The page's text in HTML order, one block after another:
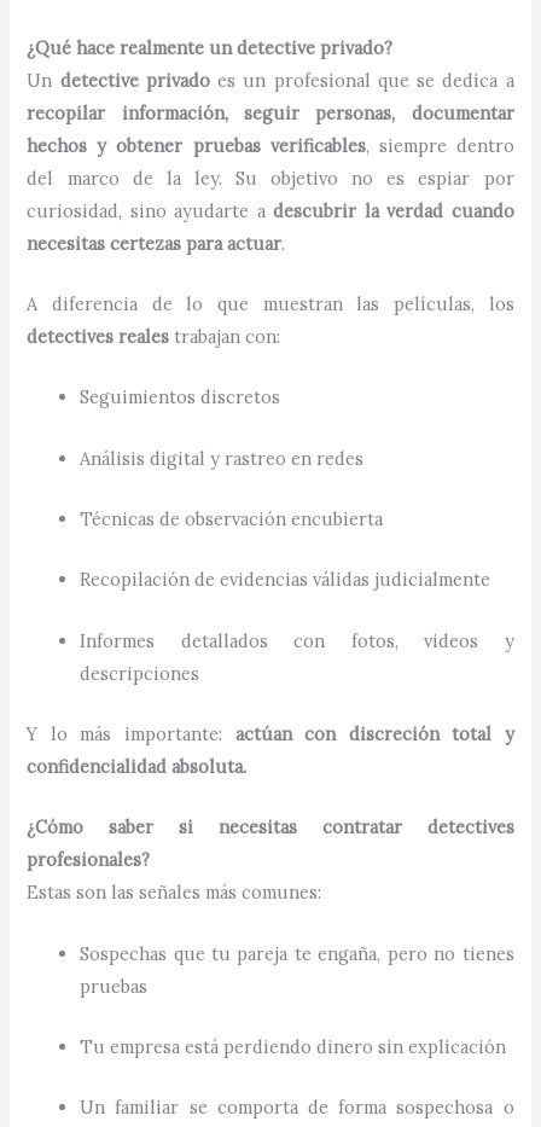
¿Qué hace realmente un detective privado?
Un detective privadoes un profesional que se dedica a
recopilar información, seguir personas, documentar
hechos y obtener pruebas verificables, siempre dentro
del marco de la ley. Su objetivo no es espiar por
curiosidad, sino ayudarte adescubrir la verdad cuando
necesitas certezas para actuar.
A diferencia de lo que muestran las películas, los
detectives reales trabajan con:
Seguimientos discretos
Análisis digital y rastreo en redes
Técnicas de observación encubierta
Recopilación de evidencias válidas judicialmente
Informes detallados con fotos, videos y
descripciones
Y lo más importante: actúan con discreción total y
confidencialidad absoluta.
¿Cómo saber si necesitas contratar detectives
profesionales?
Estas son las señales más comunes:
Sospechas que tu pareja te engaña, pero no tienes
pruebas
Tu empresa está perdiendo dinero sin explicación
Un familiar se comporta de forma sospechosa o